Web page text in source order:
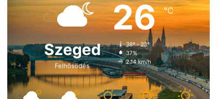
Szeged
Felhősödés
26℃
38º - 23º
37%
2.14 km/h